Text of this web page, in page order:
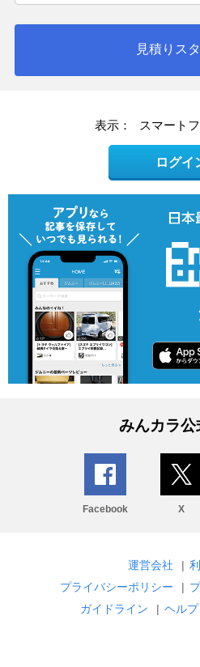
見積りス
表示： スマート
ログイ
みんカラ公
Facebook X
運営会社 |
プライバシーポリシー
|
ガイドライン
| ヘルプ